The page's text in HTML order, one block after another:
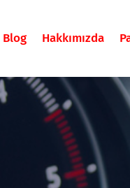
Blog Hakkımızda